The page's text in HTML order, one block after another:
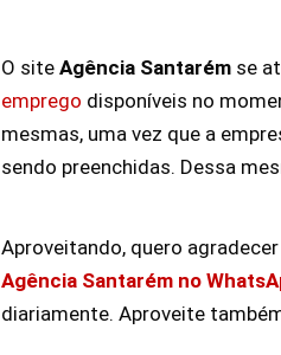
O site Agência Santarém se
emprego disponíveis no
mesmas, uma vez que a
sendo preenchidas. Dessa
Aproveitando, quero
Agência Santarém no
diariamente. Aproveite